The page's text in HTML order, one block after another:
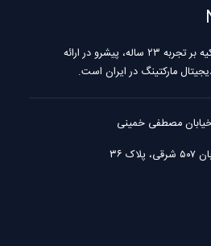
گروه برنامه‌نویسی نرم‌نت با تکیه بر تجربه ۲۳ ساله، پیشرو در ارائه
مارکتینگ در ایران است.
خیابان مصطفی خمینی